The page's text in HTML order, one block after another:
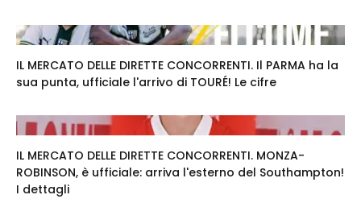
IL MERCATO DELLE DIRETTE CONCORRENTI. Il PARMA ha la
sua punta, ufficiale l'arrivo di TOURÉ! Le cifre
IL MERCATO DELLE DIRETTE CONCORRENTI. MONZA-
ROBINSON, è ufficiale: arriva l'esterno del Southampton!
I dettagli